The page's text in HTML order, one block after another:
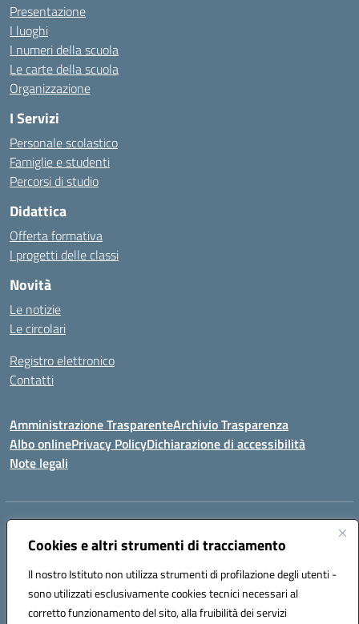
Cookies e altri strumenti di tracciamento
Il nostro Istituto non utilizza strumenti di profilazione degli utenti -
sono utilizzati esclusivamente cookies tecnici necessari al
corretto funzionamento del sito, alla fruibilità dei servizi
Presentazione
I luoghi
I numeri della scuola
Le carte della scuola
Organizzazione
I Servizi
Personale scolastico
Famiglie e studenti
Percorsi di studio
Didattica
Offerta formativa
I progetti delle classi
Novità
Le notizie
Le circolari
Registro elettronico
Contatti
Amministrazione TrasparenteArchivio Trasparenza
Albo onlinePrivacy PolicyDichiarazione di accessibilità
Note legali
Indirizzo:Via Olimpia, 14 88068 SOVERATO (CZ)
Centralino:096721161 Email:czic869004@istruzione.it
Codice fiscale: 84000710792
Codice meccanografico:
CZIC869004